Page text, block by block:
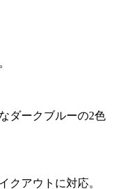
ダークブルーの2色
クアウトに対応。